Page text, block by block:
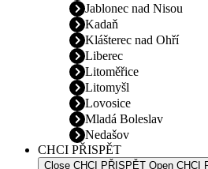
Jablonec nad Nisou
Kadaň
Klášterec nad Ohří
Liberec
Litoměřice
Litomyšl
Lovosice
Mladá Boleslav
Nedašov
CHCI PŘISPĚT
Close CHCI PŘISPĚT Open CHCI